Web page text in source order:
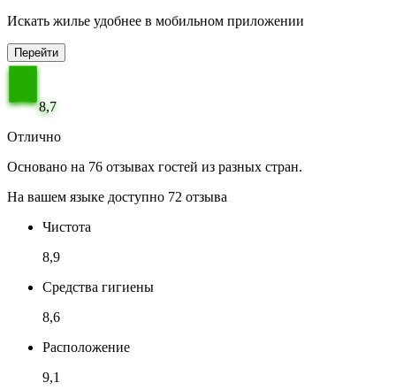
Искать жилье удобнее в мобильном приложении
Перейти
8,7
Отлично
Основано на 76 отзывах гостей из разных стран.
На вашем языке доступно 72 отзыва
Чистота
8,9
Средства гигиены
8,6
Расположение
9,1